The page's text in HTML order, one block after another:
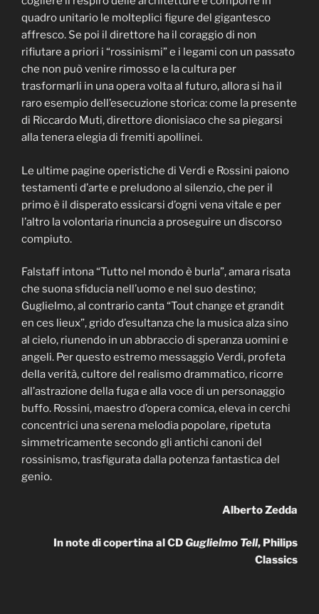
quadro unitario le molteplici figure del gigantesco
affresco. Se poi il direttore ha il coraggio di non
rifiutare a priori i “rossinismi” e i legami con un passato
che non può venire rimosso e la cultura per
trasformarli in una opera volta al futuro, allora si ha il
raro esempio dell’esecuzione storica: come la presente
di Riccardo Muti, direttore dionisiaco che sa piegarsi
alla tenera elegia di fremiti apollinei.
Le ultime pagine operistiche di Verdi e Rossini paiono
testamenti d’arte e preludono al silenzio, che per il
primo è il disperato essicarsi d’ogni vena vitale e per
l’altro la volontaria rinuncia a proseguire un discorso
compiuto.
Falstaff intona “Tutto nel mondo è burla”, amara risata
che suona sfiducia nell’uomo e nel suo destino;
Guglielmo, al contrario canta “Tout change et grandit
en ces lieux”, grido d’esultanza che la musica alza sino
al cielo, riunendo in un abbraccio di speranza uomini e
angeli. Per questo estremo messaggio Verdi, profeta
della verità, cultore del realismo drammatico, ricorre
all’astrazione della fuga e alla voce di un personaggio
buffo. Rossini, maestro d’opera comica, eleva in cerchi
concentrici una serena melodia popolare, ripetuta
simmetricamente secondo gli antichi canoni del
rossinismo, trasfigurata dalla potenza fantastica del
genio.
Alberto Zedda
In note di copertina al CDGuglielmo Tell, Philips
Classics